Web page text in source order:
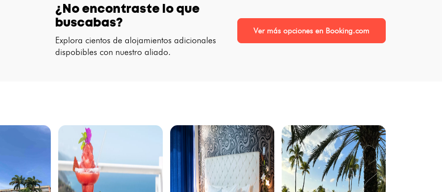
¿No encontraste lo que
buscabas?
Explora cientos de alojamientos adicionales
dispobibles con nuestro aliado.
Ver más opciones en Booking.com